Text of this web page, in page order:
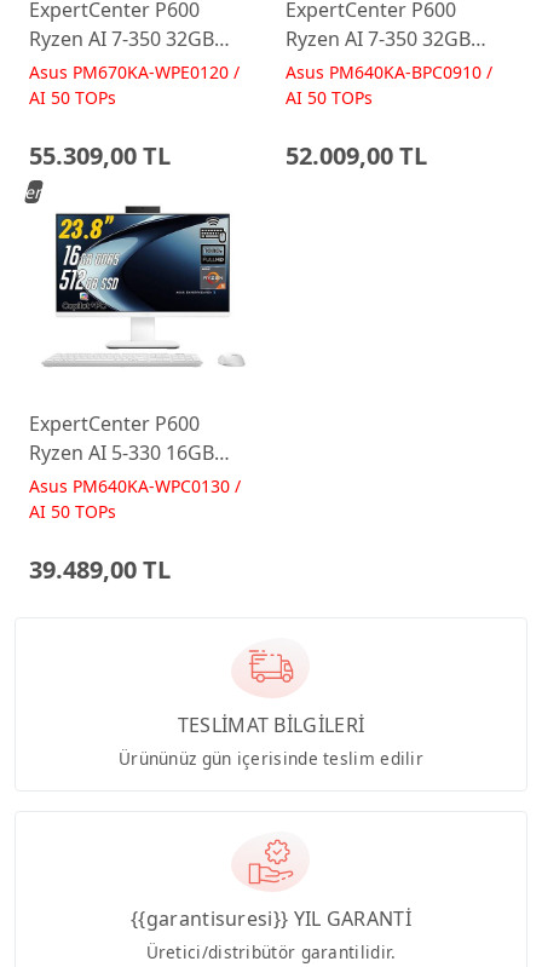
ExpertCenter P600
Ryzen AI 7-350 32GB
512GB 27 FreeDos Beyaz
AI-Powered AIO
Asus PM670KA-WPE0120 /
AI 50 TOPs
55.309,00 TL
ExpertCenter P600
Ryzen AI 7-350 32GB
512GB 23.8 FreeDos
Siyah AI-Powered AIO
Asus PM640KA-BPC0910 /
AI 50 TOPs
52.009,00 TL
ExpertCenter P600
Ryzen AI 5-330 16GB
512GB 23.8 FreeDos
Beyaz AI-Powered AIO
Asus PM640KA-WPC0130 /
AI 50 TOPs
39.489,00 TL
Yeni
TESLİMAT BİLGİLERİ
Ürününüz gün içerisinde teslim edilir
{{garantisuresi}} YIL GARANTİ
Üretici/distribütör garantilidir.